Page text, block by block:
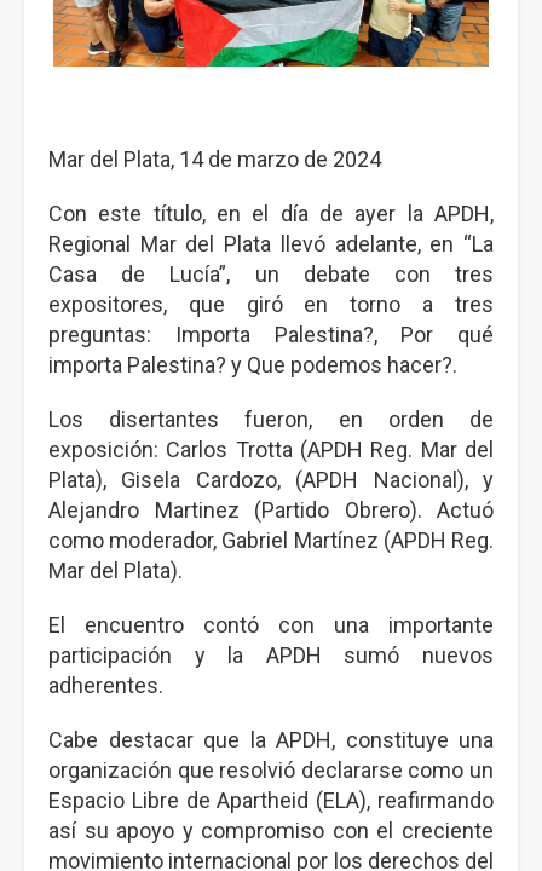
Mar del Plata, 14 de marzo de 2024
Con este título, en el día de ayer la APDH,
Regional Mar del Plata llevó adelante, en “La
Casa de Lucía”, un debate con tres
expositores, que giró en torno a tres
preguntas: Importa Palestina?, Por qué
importa Palestina? y Que podemos hacer?.
Los disertantes fueron, en orden de
exposición: Carlos Trotta (APDH Reg. Mar del
Plata), Gisela Cardozo, (APDH Nacional), y
Alejandro Martinez (Partido Obrero). Actuó
como moderador, Gabriel Martínez (APDH Reg.
Mar del Plata).
El encuentro contó con una importante
participación y la APDH sumó nuevos
adherentes.
Cabe destacar que la APDH, constituye una
organización que resolvió declararse como un
Espacio Libre de Apartheid (ELA), reafirmando
así su apoyo y compromiso con el creciente
movimiento internacional por los derechos del